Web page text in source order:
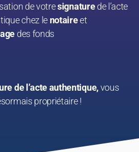
de votresignaturede l’acte
chez le notaireet
des fonds
de l’acte authentique,vous
propriétaire !